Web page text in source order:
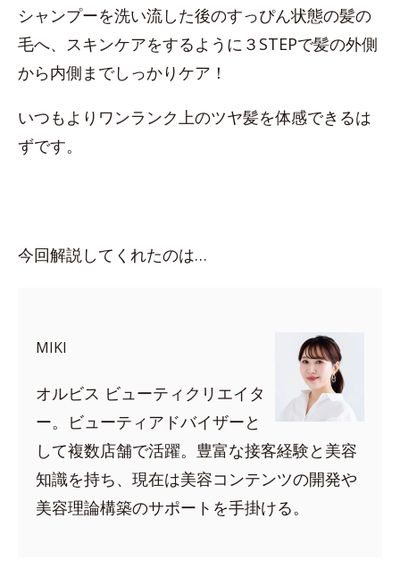
シャンプーを洗い流した後のすっぴん状態の髪の
毛へ、スキンケアをするように３STEPで髪の外側
から内側までしっかりケア！
いつもよりワンランク上のツヤ髪を体感できるは
ずです。
今回解説してくれたのは…
MIKI
オルビス ビューティクリエイタ
ー。ビューティアドバイザーと
して複数店舗で活躍。豊富な接客経験と美容
知識を持ち、現在は美容コンテンツの開発や
美容理論構築のサポートを手掛ける。